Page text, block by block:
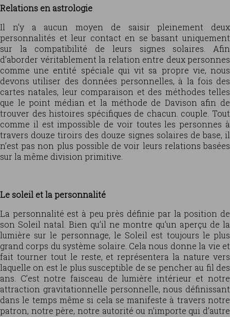
Relations en astrologie
Il n’y a aucun moyen de saisir pleinement deux
personnalités et leur contact en se basant uniquement
sur la compatibilité de leurs signes solaires. Afin
d’aborder véritablement la relation entre deux personnes
comme une entité spéciale qui vit sa propre vie, nous
devons utiliser des données personnelles, à la fois des
cartes natales, leur comparaison et des méthodes telles
que le point médian et la méthode de Davison afin de
trouver des histoires spécifiques de chacun. couple. Tout
comme il est impossible de voir toutes les personnes à
travers douze tiroirs des douze signes solaires de base, il
n’est pas non plus possible de voir leurs relations basées
sur la même division primitive.
Le soleil et la personnalité
La personnalité est à peu près définie par la position de
son Soleil natal. Bien qu’il ne montre qu’un aperçu de la
lumière sur le personnage, le Soleil est toujours le plus
grand corps du système solaire. Cela nous donne la vie et
fait tourner tout le reste, et représentera la nature vers
laquelle on est le plus susceptible de se pencher au fil des
ans. C’est notre faisceau de lumière intérieur et notre
attraction gravitationnelle personnelle, nous définissant
dans le temps même si cela se manifeste à travers notre
patron, notre père, notre autorité ou n’importe qui d’autre